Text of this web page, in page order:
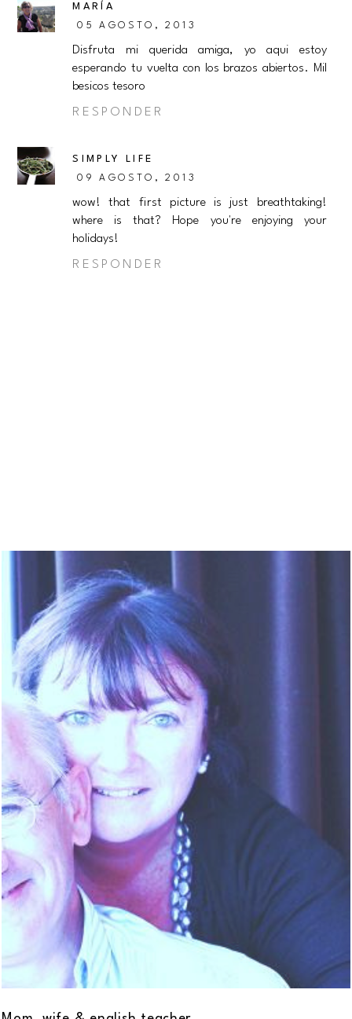
MARÍA
05 AGOSTO, 2013
Disfruta mi querida amiga, yo aqui estoy
esperando tu vuelta con los brazos abiertos. Mil
besicos tesoro
RESPONDER
SIMPLY LIFE
09 AGOSTO, 2013
wow! that first picture is just breathtaking!
where is that? Hope you're enjoying your
holidays!
RESPONDER